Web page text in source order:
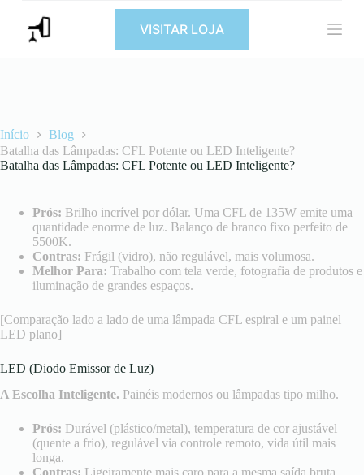
a
o
c
e
o
VISITAR LOJA
Início
Blog
Batalha das Lâmpadas: CFL Potente ou LED Inteligente?
Batalha das Lâmpadas: CFL Potente ou LED Inteligente?
Prós: Brilho incrível por dólar. Uma CFL de 135W emite uma
quantidade enorme de luz. Balanço de branco fixo perfeito de
5500K.
Contras: Frágil (vidro), não regulável, mais volumosa.
Melhor Para: Trabalho com tela verde, fotografia de produtos e
iluminação de grandes espaços.
[Comparação lado a lado de uma lâmpada CFL espiral e um painel
LED plano]
LED (Diodo Emissor de Luz)
A Escolha Inteligente. Painéis modernos ou lâmpadas tipo milho.
Prós: Durável (plástico/metal), temperatura de cor ajustável
(quente a frio), regulável via controle remoto, vida útil mais
longa.